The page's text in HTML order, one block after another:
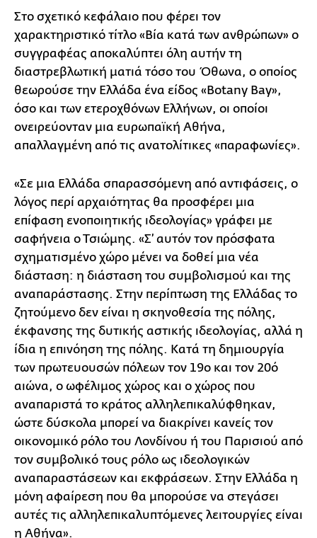
Στο σχετικό κεφάλαιο που φέρει τον
χαρακτηριστικό τίτλο «Βία κατά των ανθρώπων» ο
συγγραφέας αποκαλύπτει όλη αυτήν τη
διαστρεβλωτική ματιά τόσο του Όθωνα, ο οποίος
θεωρούσε την Ελλάδα ένα είδος «Botany Bay»,
όσο και των ετεροχθόνων Ελλήνων, οι οποίοι
ονειρεύονταν μια ευρωπαϊκή Αθήνα,
απαλλαγμένη από τις ανατολίτικες «παραφωνίες».
«Σε μια Ελλάδα σπαρασσόμενη από αντιφάσεις, ο
λόγος περί αρχαιότητας θα προσφέρει μια
επίφαση ενοποιητικής ιδεολογίας» γράφει με
σαφήνεια ο Τσιώμης. «Σ’ αυτόν τον πρόσφατα
σχηματισμένο χώρο μένει να δοθεί μια νέα
διάσταση: η διάσταση του συμβολισμού και της
αναπαράστασης. Στην περίπτωση της Ελλάδας το
ζητούμενο δεν είναι η σκηνοθεσία της πόλης,
έκφανσης της δυτικής αστικής ιδεολογίας, αλλά η
ίδια η επινόηση της πόλης. Κατά τη δημιουργία
των πρωτευουσών πόλεων τον 19ο και τον 20ό
αιώνα, ο ωφέλιμος χώρος και ο χώρος που
αναπαριστά το κράτος αλληλεπικαλύφθηκαν,
ώστε δύσκολα μπορεί να διακρίνει κανείς τον
οικονομικό ρόλο του Λονδίνου ή του Παρισιού από
τον συμβολικό τους ρόλο ως ιδεολογικών
αναπαραστάσεων και εκφράσεων. Στην Ελλάδα η
μόνη αφαίρεση που θα μπορούσε να στεγάσει
αυτές τις αλληλεπικαλυπτόμενες λειτουργίες είναι
η Αθήνα».